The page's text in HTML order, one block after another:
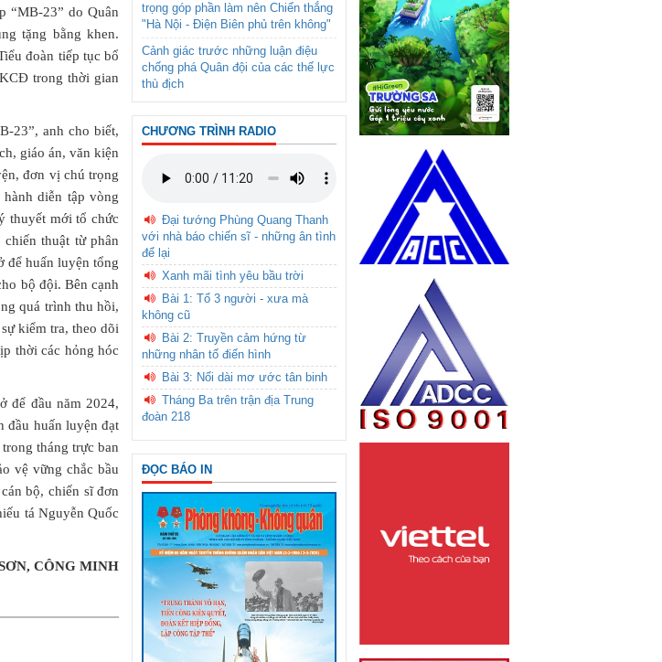
“MB-23” do Quân
tặng bằng khen.
đoàn tiếp tục bổ
trong thời gian
23”, anh cho biết,
giáo án, văn kiện
đơn vị chú trọng
diễn tập vòng
thuyết mới tổ chức
thuật từ phân
để huấn luyện tổng
bộ đội. Bên cạnh
quá trình thu hồi,
kiểm tra, theo dõi
thời các hỏng hóc
để đầu năm 2024,
đầu huấn luyện đạt
tháng trực ban
vệ vững chắc bầu
bộ, chiến sĩ đơn
tá Nguyễn Quốc
CÔNG MINH
trọng góp phần làm nên Chiến thắng
"Hà Nội - Điện Biên phủ trên không"
Cảnh giác trước những luận điệu
chống phá Quân đội của các thế lực
thù địch
CHƯƠNG TRÌNH RADIO
Đại tướng Phùng Quang Thanh
với nhà báo chiến sĩ - những ân tình
để lại
Xanh mãi tình yêu bầu trời
Bài 1: Tổ 3 người - xưa mà
không cũ
Bài 2: Truyền cảm hứng từ
những nhân tố điển hình
Bài 3: Nối dài mơ ước tân binh
Tháng Ba trên trận địa Trung
đoàn 218
ĐỌC BÁO IN